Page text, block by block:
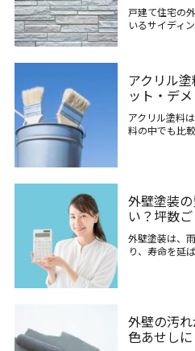
戸建て住宅の
いるサイディ
アクリル
ット・デ
アクリル塗料
料の中でも比
外壁塗装
い？坪数
外壁塗装は、
り、寿命を延
外壁の汚
色あせし